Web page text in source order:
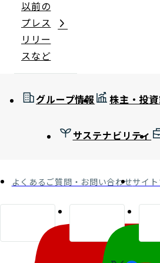
以前の
プレス
リリー
スなど
グループ情報 株主・投
サステナビリティ
よくあるご質問・お問い合わせサイ